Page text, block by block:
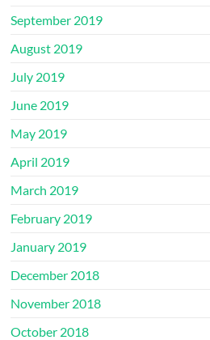
September 2019
August 2019
July 2019
June 2019
May 2019
April 2019
March 2019
February 2019
January 2019
December 2018
November 2018
October 2018